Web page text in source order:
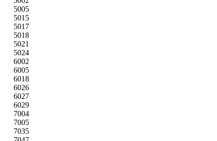
5005
5015
5017
5018
5021
5024
6002
6005
6018
6026
6027
6029
7004
7005
7035